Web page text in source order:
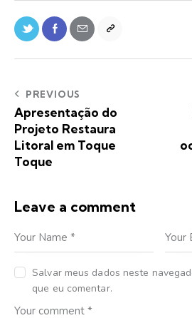
PREVIOUS
Apresentação do
Projeto Restaura
Litoral em Toque
Toque
Leave a comment
Salvar meus dados neste
que eu comentar.